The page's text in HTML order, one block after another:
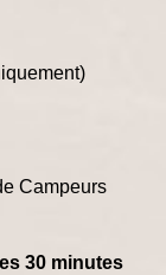
Campeurs
30 minutes